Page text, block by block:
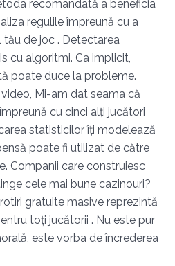
recomandată a beneficia
regulile împreună cu a
tău de joc . Detectarea
cu algoritmi. Ca implicit,
poate duce la probleme.
Mi-am dat seama că
cu cinci alți jucători
statisticilor îți modelează
poate fi utilizat de către
Companii care construiesc
cele mai bune cazinouri?
gratuite masive reprezintă
toți jucătorii . Nu este pur
este vorba de încrederea